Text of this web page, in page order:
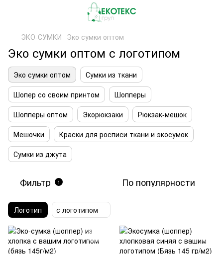
ЭКО-СУМКИ Эко сумки оптом
Эко сумки оптом с логотипом
Эко сумки оптом
Сумки из ткани
Шопер со своим принтом
Шопперы
Шопперы оптом
Экорюкзаки
Рюкзак-мешок
Мешочки
Краски для росписи ткани и экосумок
Сумки из джута
Фильтр 1 По популярности
Логотип с логотипом